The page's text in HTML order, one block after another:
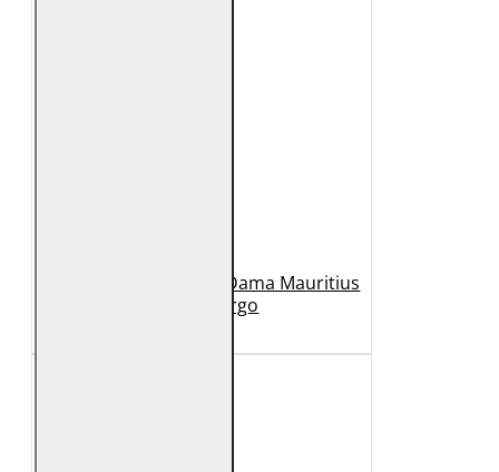
Geaca Lunga de Piele Dama Mauritius
Bej GWMargo